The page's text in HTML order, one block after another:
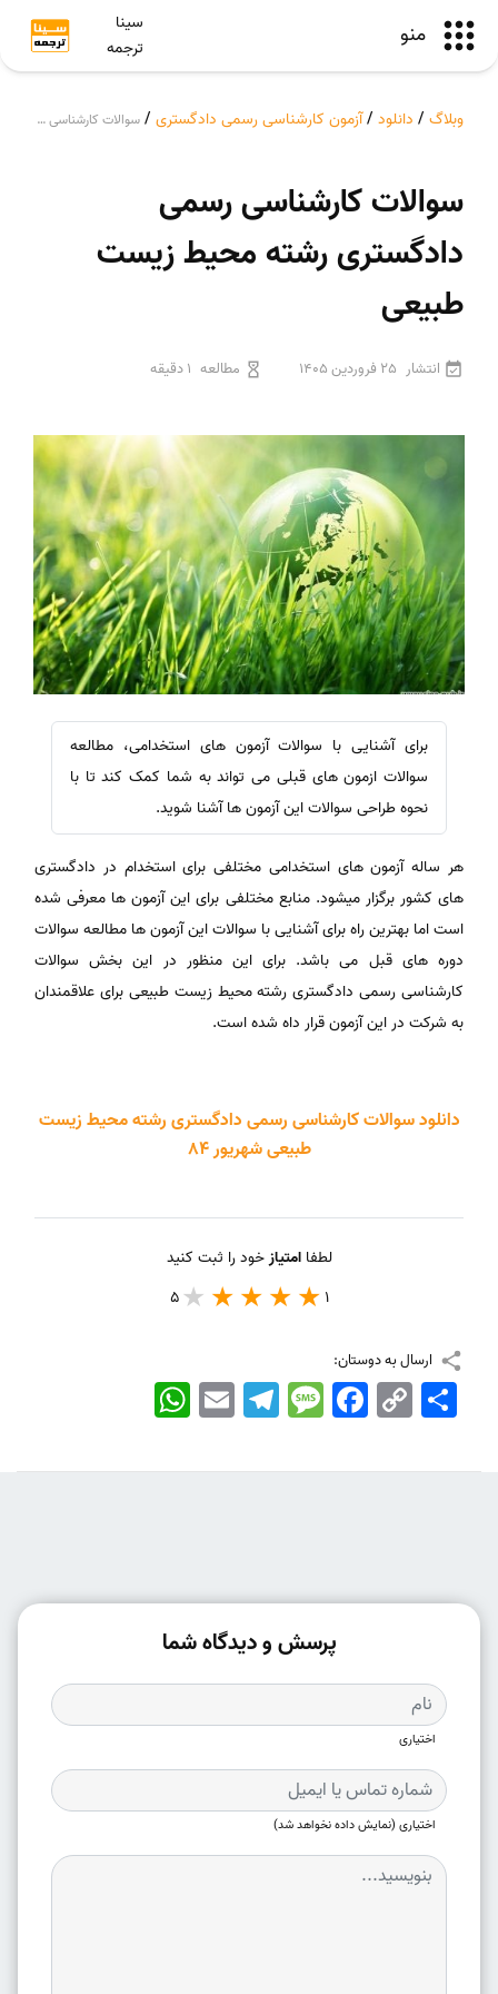
منو
سینا
ترجمه
وبلاگ / دانلود /آزمون کارشناسی رسمی دادگستری / سوالات کارشناسی رسمی دادگستری رشته محیط زیست طبیعی
سوالات کارشناسی رسمی
دادگستری رشته محیط زیست
طبیعی
انتشار 25 فروردین 1405 مطالعه 1 دقیقه
برای آشنایی با سوالات آزمون های استخدامی، مطالعه
سوالات ازمون های قبلی می تواند به شما کمک کند تا با
نحوه طراحی سوالات این آزمون ها آشنا شوید.
هر ساله آزمون های استخدامی مختلفی برای استخدام در دادگستری
های کشور برگزار میشود. منابع مختلفی برای این آزمون ها معرفی شده
است اما بهترین راه برای آشنایی با سوالات این آزمون ها مطالعه سوالات
دوره های قبل می باشد. برای این منظور در این بخش سوالات
کارشناسی رسمی دادگستری رشته محیط زیست طبیعی برای علاقمندان
به شرکت در این آزمون قرار داه شده است.
دانلود سوالات کارشناسی رسمی دادگستری رشته محیط زیست
طبیعی شهریور 84
لطفاامتیازخود را ثبت کنید
1
5
ارسال به دوستان:
WhatsApp EmailTelegramMessageFacebook Copy
Link
اشتراک
پرسش و دیدگاه شما
اختیاری
اختیاری (نمایش داده نخواهد شد)